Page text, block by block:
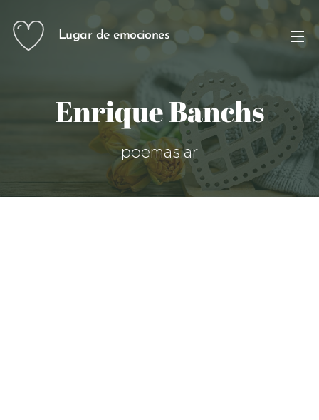
Lugar de emociones
Enrique Banchs
poemas.ar